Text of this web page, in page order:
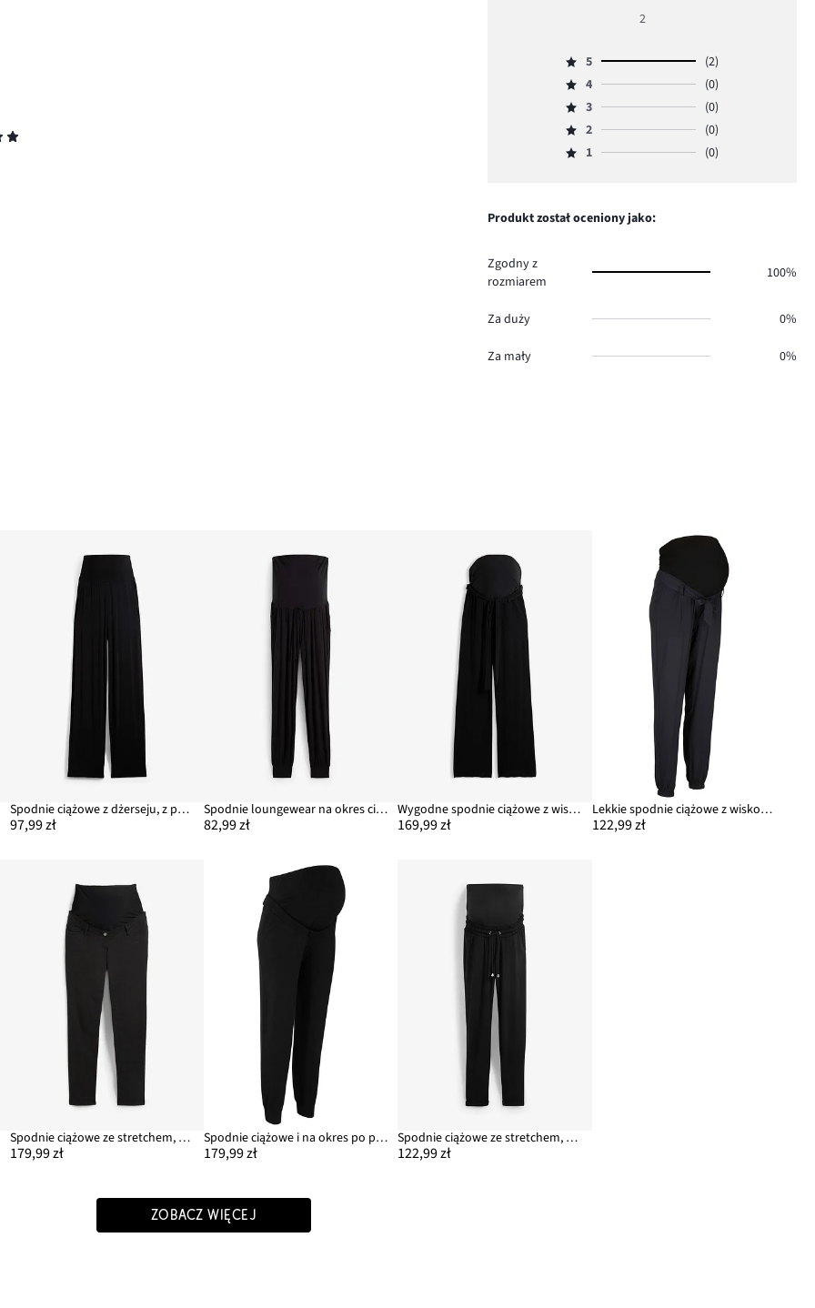
5
2
Ocena
5,
ilość
głosów
5
(2)
Ocena
4,
ilość
głosów
4
(0)
Ocena
3,
ilość
3
(0)
Ocena
2,
0.
2
(0)
Ocena
głosów
1 (0)
Produkt został oceniony jako:
Zgodny z
rozmiarem
100%
Za duży 0%
Za mały 0%
Spodnie ciążowe z dżerseju, z paskiem przeszytym gumkami, Straight
97,99 zł
Spodnie loungewear na okres ciąży i po porodzie
82,99 zł
Wygodne spodnie ciążowe z wiskozowej krepy o kroju loose fit
169,99 zł
Lekkie spodnie ciążowe z wiskozy, loose fit
122,99 zł
Spodnie ciążowe ze stretchem, slim fit
179,99 zł
Spodnie ciążowe i na okres po porodzie, z miękkiej dzianiny
179,99 zł
Spodnie ciążowe ze stretchem, Punto di Roma
122,99 zł
ZOBACZ WIĘCEJ